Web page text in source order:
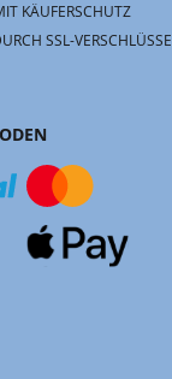
KÄUFERSCHUTZ
SSL-